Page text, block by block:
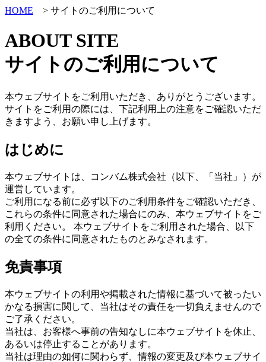
HOME > サイトのご利用について
ABOUT SITE
サイトのご利用について
本ウェブサイトをご利用いただき、ありがとうございます。
サイトをご利用の際には、下記利用上の注意をご確認いただ
きますよう、お願い申し上げます。
はじめに
本ウェブサイトは、コンバム株式会社（以下、「当社」）が
運営しています。
ご利用になる前に必ず以下のご利用条件をご確認いただき、
これらの条件に同意された場合にのみ、本ウェブサイトをご
利用ください。 本ウェブサイトをご利用された場合、以下
の全ての条件に同意されたものとみなされます。
免責事項
本ウェブサイトの利用や掲載された情報に基づいて被ったい
かなる損害に関して、当社はその責任を一切負えませんので
ご了承ください。
当社は、お客様へ事前の告知なしに本ウェブサイトを休止、
あるいは停止することがあります。
当社は理由の如何に関わらず、情報の変更及び本ウェブサイ